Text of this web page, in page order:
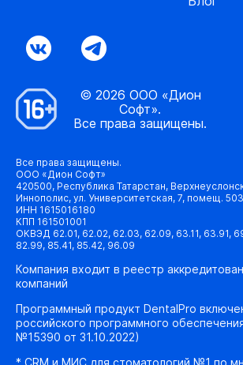
© 2026 ООО «Дион
Софт».
Все права защищены.
Все права защищены.
ООО «Дион Софт»
420500, Республика Татарстан,
Иннополис, ул. Университетская, 7, помещ. 503
ИНН 1615016180
КПП 161501001
ОКВЭД 62.01, 62.02, 62.03, 62.09, 63.11, 63.91,
82.99, 85.41, 85.42, 96.09
Компания входит в реестр
компаний
Программный продукт DentalPro
российского программного
№15390 от 31.10.2022)
* CRM и МИС для стоматологий №1 по